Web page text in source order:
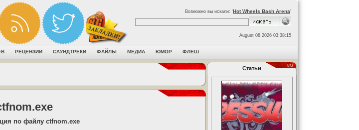
Возможно вы искали: 'Hot Wheels Bash Arena'
August 08 2026 03:38:15
РЕЦЕНЗИИ САУНДТРЕКИ ФАЙЛЫ МЕДИА ЮМОР ФЛЕШ
по файлу ctfnom.exe
Статьи